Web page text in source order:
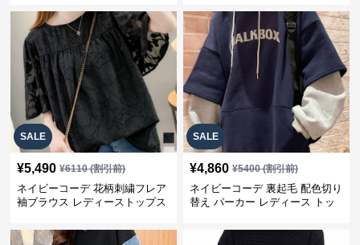
SALE
¥5,490 ¥6110(割引前)
ネイビーコーデ 花柄刺繍フレア
袖ブラウス レディーストップス
SALE
¥4,860 ¥5400(割引前)
ネイビーコーデ 裏起毛 配色切り
替え パーカー レディース トッ